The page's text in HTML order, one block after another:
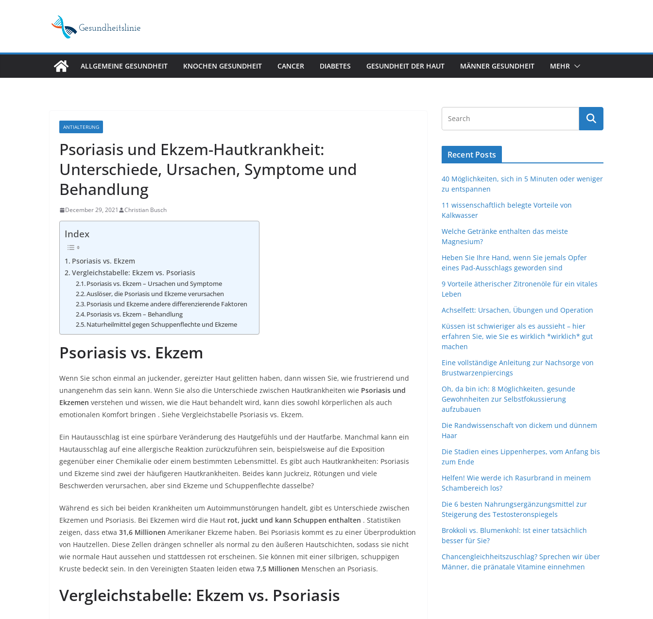
ALLGEMEINE GESUNDHEIT KNOCHEN GESUNDHEIT CANCER DIABETES GESUNDHEIT DER HAUT MÄNNER GESUNDHEIT MEHR
ANTIALTERUNG
Psoriasis und Ekzem-Hautkrankheit:
Unterschiede, Ursachen, Symptome und
Behandlung
December 29, 2021 Christian Busch
Index
Psoriasis vs. Ekzem
Vergleichstabelle: Ekzem vs. Psoriasis
Psoriasis vs. Ekzem – Ursachen und Symptome
Auslöser, die Psoriasis und Ekzeme verursachen
Psoriasis und Ekzeme andere differenzierende Faktoren
Psoriasis vs. Ekzem – Behandlung
Naturheilmittel gegen Schuppenflechte und Ekzeme
Psoriasis vs. Ekzem
Wenn Sie schon einmal an juckender, gereizter Haut gelitten haben, dann wissen Sie, wie frustrierend und
unangenehm das sein kann. Wenn Sie also die Unterschiede zwischen Hautkrankheiten wie Psoriasis und
Ekzemen verstehen und wissen, wie die Haut behandelt wird, kann dies sowohl körperlichen als auch
emotionalen Komfort bringen . Siehe Vergleichstabelle Psoriasis vs. Ekzem.
Ein Hautausschlag ist eine spürbare Veränderung des Hautgefühls und der Hautfarbe. Manchmal kann ein
Hautausschlag auf eine allergische Reaktion zurückzuführen sein, beispielsweise auf die Exposition
gegenüber einer Chemikalie oder einem bestimmten Lebensmittel. Es gibt auch Hautkrankheiten: Psoriasis
und Ekzeme sind zwei der häufigeren Hautkrankheiten. Beides kann Juckreiz, Rötungen und viele
Beschwerden verursachen, aber sind Ekzeme und Schuppenflechte dasselbe?
Während es sich bei beiden Krankheiten um Autoimmunstörungen handelt, gibt es Unterschiede zwischen
Ekzemen und Psoriasis. Bei Ekzemen wird die Haut rot, juckt und kann Schuppen enthalten . Statistiken
zeigen, dass etwa 31,6 Millionen Amerikaner Ekzeme haben. Bei Psoriasis kommt es zu einer Überproduktion
von Hautzellen. Diese Zellen drängen schneller als normal zu den äußeren Hautschichten, sodass sie nicht
wie normale Haut aussehen und stattdessen rot erscheinen. Sie können mit einer silbrigen, schuppigen
Kruste bedeckt sein. In den Vereinigten Staaten leiden etwa 7,5 Millionen Menschen an Psoriasis.
Vergleichstabelle: Ekzem vs. Psoriasis
Recent Posts
40 Möglichkeiten, sich in 5 Minuten oder weniger
zu entspannen
11 wissenschaftlich belegte Vorteile von
Kalkwasser
Welche Getränke enthalten das meiste
Magnesium?
Heben Sie Ihre Hand, wenn Sie jemals Opfer
eines Pad-Ausschlags geworden sind
9 Vorteile ätherischer Zitronenöle für ein vitales
Leben
Achselfett: Ursachen, Übungen und Operation
Küssen ist schwieriger als es aussieht – hier
erfahren Sie, wie Sie es wirklich *wirklich* gut
machen
Eine vollständige Anleitung zur Nachsorge von
Brustwarzenpiercings
Oh, da bin ich: 8 Möglichkeiten, gesunde
Gewohnheiten zur Selbstfokussierung
aufzubauen
Die Randwissenschaft von dickem und dünnem
Haar
Die Stadien eines Lippenherpes, vom Anfang bis
zum Ende
Helfen! Wie werde ich Rasurbrand in meinem
Schambereich los?
Die 6 besten Nahrungsergänzungsmittel zur
Steigerung des Testosteronspiegels
Brokkoli vs. Blumenkohl: Ist einer tatsächlich
besser für Sie?
Chancengleichheitszuschlag? Sprechen wir über
Männer, die pränatale Vitamine einnehmen